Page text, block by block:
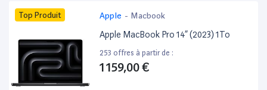
Top Produit Apple - Macbook
Apple MacBook Pro 14” (2023) 1To
253 offres à partir de :
1 159,00 €